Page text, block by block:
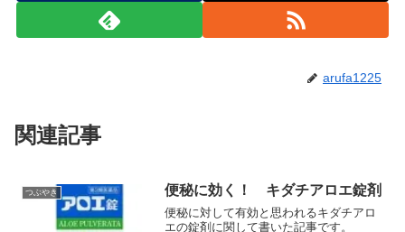
arufa1225
関連記事
つぶやき 便秘に効く！ キダチアロエ錠剤
便秘に対して有効と思われるキダチアロ
エの錠剤に関して書いた記事です。